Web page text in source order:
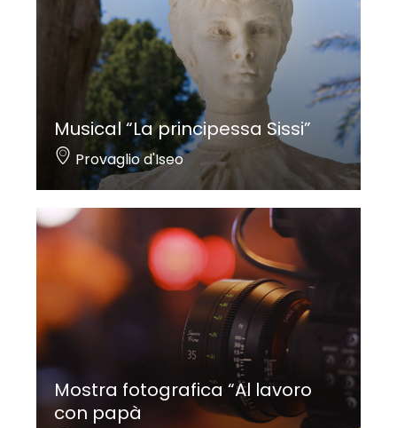
Musical “La principessa Sissi”
Provaglio d'Iseo
Mostra fotografica “Al lavoro
con papà